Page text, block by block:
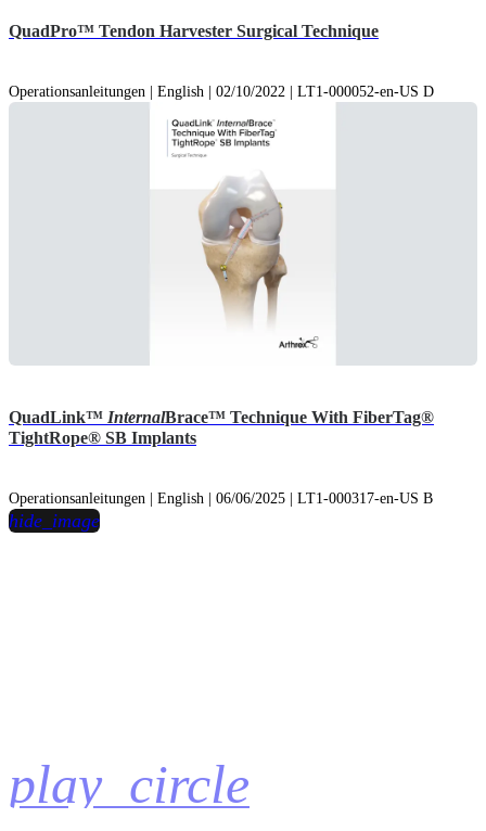
QuadPro™ Tendon Harvester Surgical Technique
Operationsanleitungen | English | 02/10/2022 | LT1-000052-en-US D
QuadLink™ InternalBrace™ Technique With FiberTag®
TightRope® SB Implants
Operationsanleitungen | English | 06/06/2025 | LT1-000317-en-US B
play_circle
hide_image